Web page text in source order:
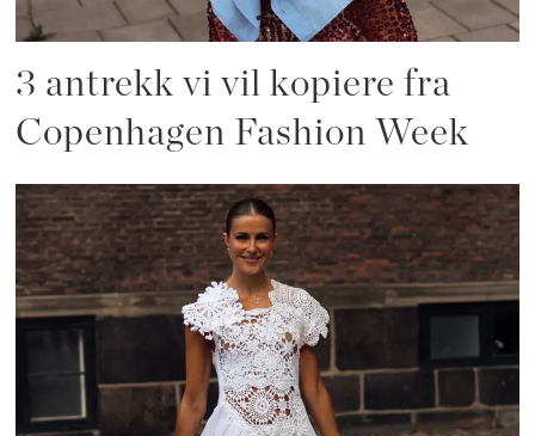
3 antrekk vi vil kopiere fra
Copenhagen Fashion Week